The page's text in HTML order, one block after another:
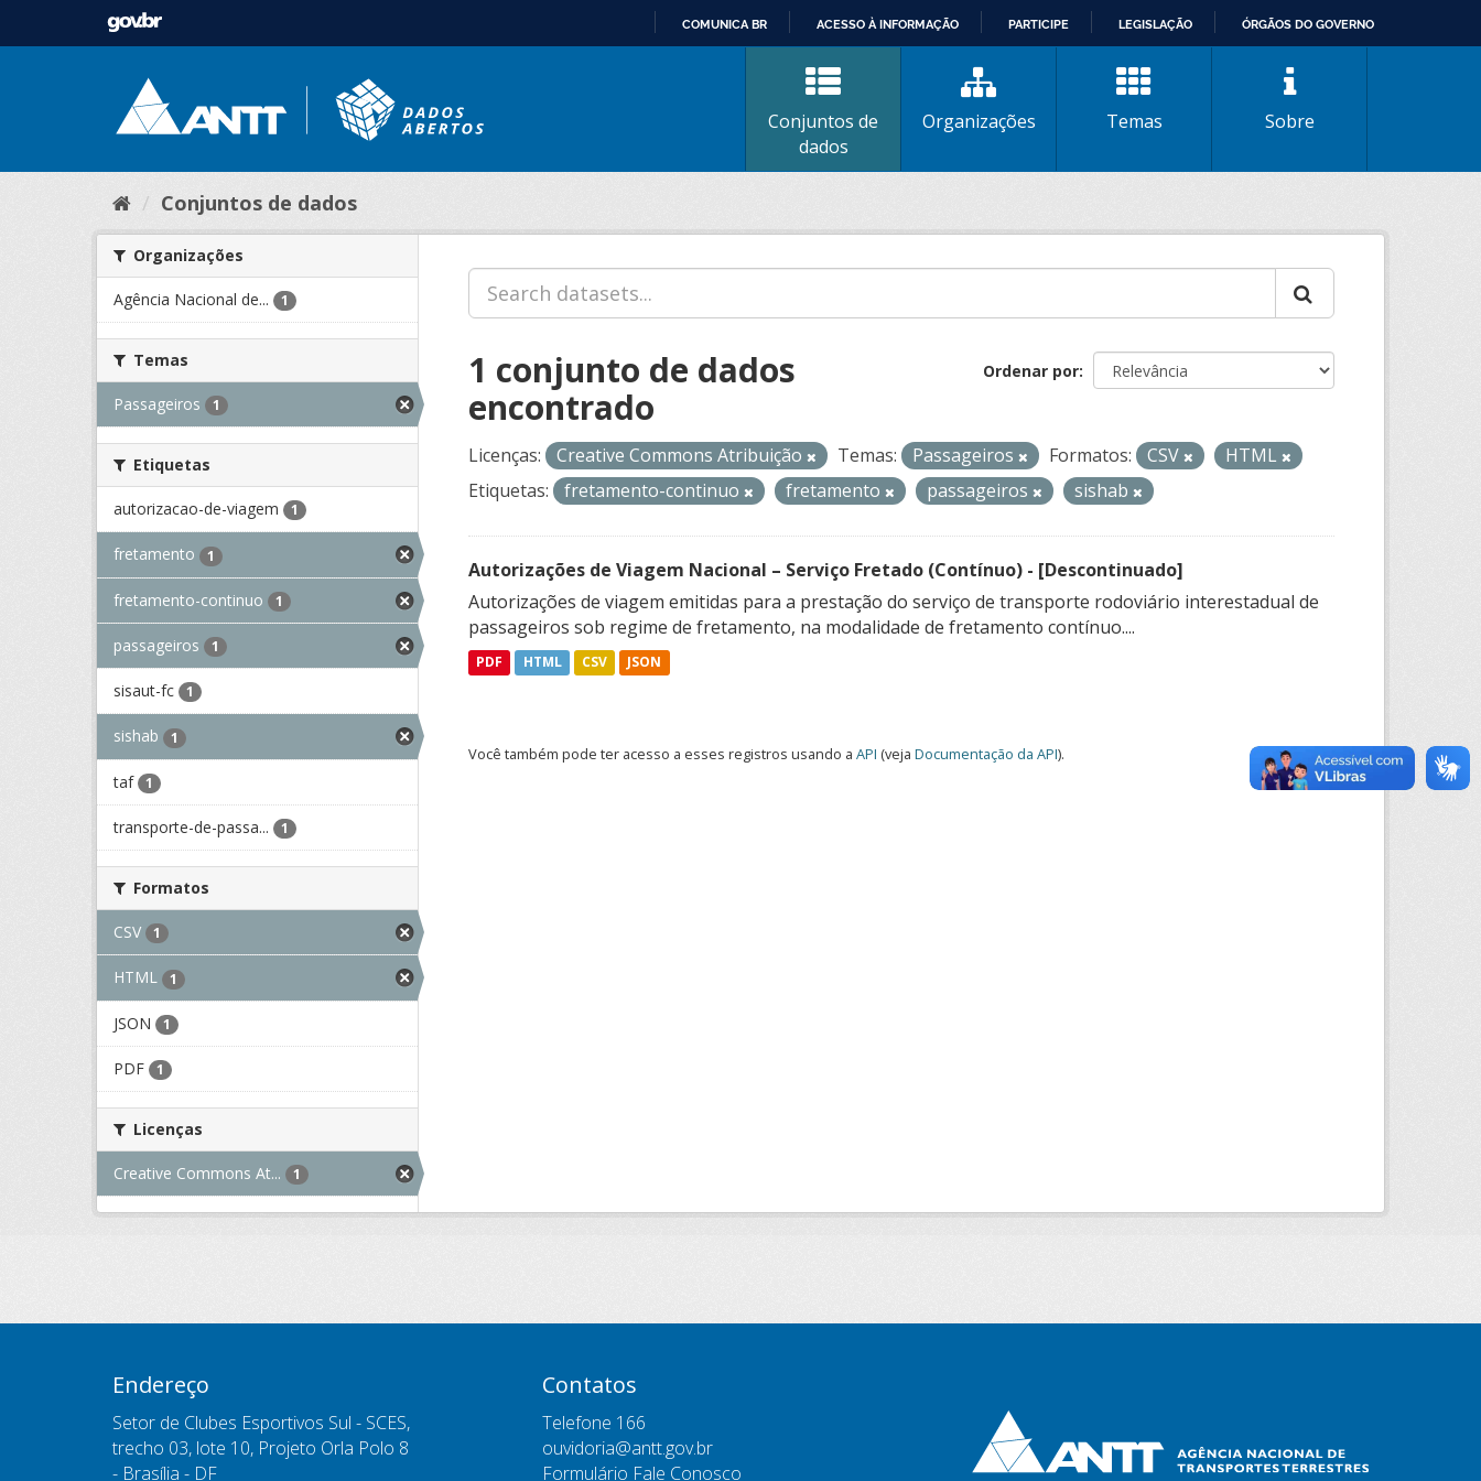
CONTEÚDO
COMUNICA BR ACESSO À INFORMAÇÃO PARTICIPE LEGISLAÇÃO ÓRGÃOS DO GOVERNO
Conjuntos de
dados
Organizações Temas Sobre
Conjuntos de dados
Organizações
Agência Nacional de... 1
Temas
Passageiros 1
Etiquetas
autorizacao-de-viagem 1
fretamento 1
fretamento-continuo 1
passageiros 1
sisaut-fc 1
sishab 1
taf 1
transporte-de-passa... 1
Formatos
CSV 1
HTML 1
JSON 1
PDF 1
Licenças
Creative Commons At... 1
Ordenar por
1 conjunto de dados
encontrado
Licenças: Creative Commons Atribuição Temas: Passageiros Formatos: CSV
HTML
Etiquetas:
fretamento-continuo fretamento passageiros sishab
Autorizações de Viagem Nacional – Serviço Fretado (Contínuo) - [Descontinuado]
Autorizações de viagem emitidas para a prestação do serviço de transporte rodoviário interestadual de
passageiros sob regime de fretamento, na modalidade de fretamento contínuo....
PDF HTML CSV JSON
Você também pode ter acesso a esses registros usando a API (veja Documentação da API).
Endereço
Setor de Clubes Esportivos Sul - SCES,
trecho 03, lote 10, Projeto Orla Polo 8
- Brasília - DF
Contatos
Telefone 166
ouvidoria@antt.gov.br
Formulário Fale Conosco